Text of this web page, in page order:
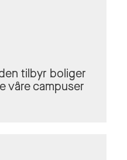
tilbyr boliger
våre campuser